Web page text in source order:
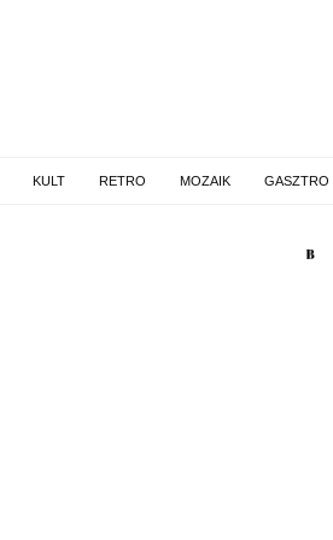
KULT RETRO MOZAIK GASZTRO